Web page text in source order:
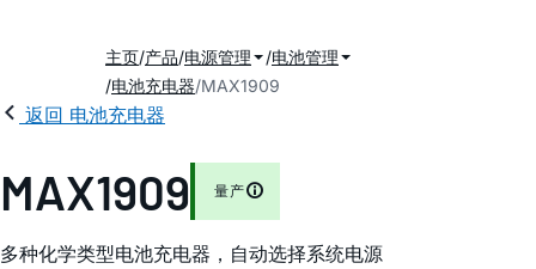
主页 产品 电源管理
电池管理
电池充电器 MAX1909
返回 电池充电器
MAX1909 量产
多种化学类型电池充电器，自动选择系统电源